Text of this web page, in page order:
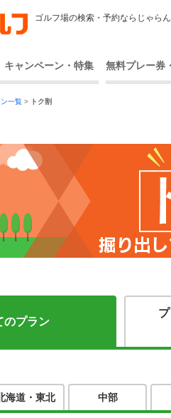
ゴルフ場の検索・予約ならじゃら
キャンペーン・特集 無料プレー券
一覧 > トク割
のプラン
海道・東北 中部